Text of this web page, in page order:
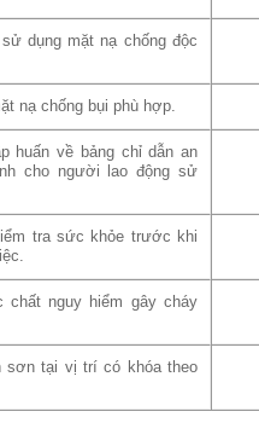
dụng mặt nạ chống độc
nạ chống bụi phù hợp.
huấn về bảng chỉ dẫn an
cho người lao động sử
tra sức khỏe trước khi
chất nguy hiểm gây cháy
sơn tại vị trí có khóa theo